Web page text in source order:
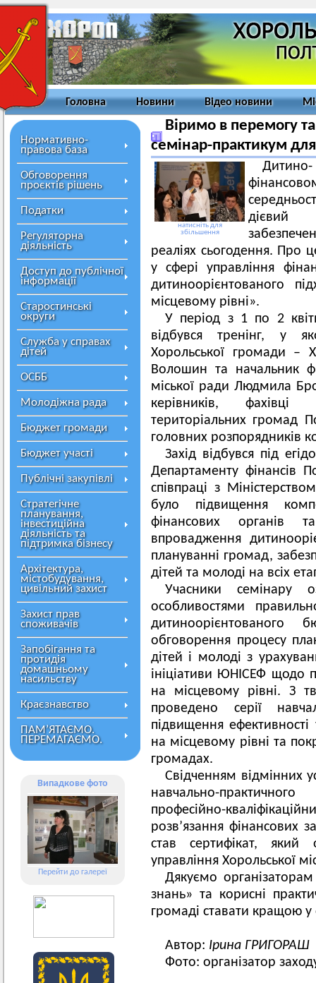
Головна Новини Відео новини
Нормативно-
правова база
Обговорення
проєктів рішень
Податки
Регуляторна
діяльність
Доступ до публічної
інформації
Старостинські
округи
Служба у справах
дітей
ОСББ
Молодіжна рада
Бюджет громади
Бюджет участі
Публічні закупівлі
Стратегічне
планування,
інвестиційна
діяльність та
підтримка бізнесу
Архітектура,
містобудування,
цивільний захист
Захист прав
споживачів
Запобігання та
протидія
домашньому
насильству
Краєзнавство
ПАМ’ЯТАЄМО.
ПЕРЕМАГАЄМО.
Випадкове фото
Перейти до галереї
Віримо в перемогу
семінар-практикум для
натисніть для
збільшення
дієвий
реаліях сьогодення. Про
у сфері управління
дитиноорієнтованого
місцевому рівні».
У період з 1 по 2
відбувся тренінг, у
Хорольської громади –
Волошин та начальник
міської ради Людмила
керівників, фахівці
територіальних громад
головних розпорядників
Захід відбувся під
Департаменту фінансів
співпраці з
було підвищення
фінансових
впровадження
плануванні громад,
дітей та молоді на всіх
Учасники семінару
особливостями
дитиноорієнтованого
обговорення процесу
дітей і молоді з
ініціативи ЮНІСЕФ щодо
на місцевому рівні. З
проведено серії
підвищення
на місцевому рівні та
громадах.
Свідченням відмінних
навчально-
професійно-
розв’язання фінансових
став сертифікат, який
управління Хорольської
Дякуємо
знань» та корисні
громаді ставати кращою
Автор: Ірина ГРИГОРАШ
Фото: організатор